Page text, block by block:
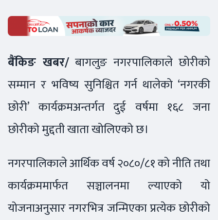
बैंकिङ खबर/बागलुङ नगरपालिकाले छोरीको
सम्मान र भविष्य सुनिश्चित गर्न थालेको ‘नगरकी
छोरी’ कार्यक्रमअन्तर्गत दुई वर्षमा १६८ जना
छोरीको मुद्दती खाता खोलिएको छ।
नगरपालिकाले आर्थिक वर्ष २०८०/८१ को नीति तथा
कार्यक्रममार्फत सञ्चालनमा ल्याएको यो
योजनाअनुसार नगरभित्र जन्मिएका प्रत्येक छोरीको